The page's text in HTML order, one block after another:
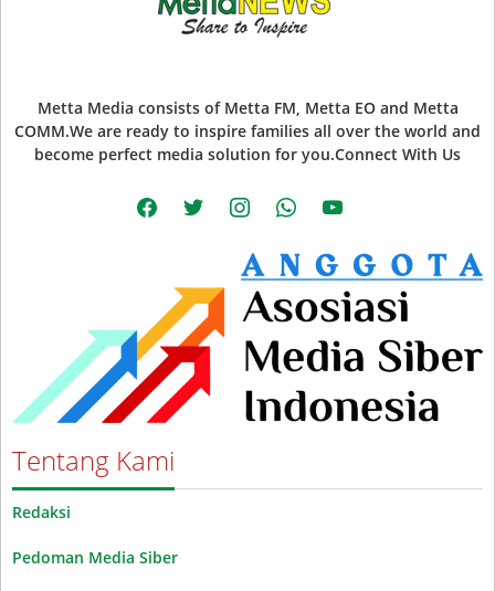
Metta Media consists of Metta FM, Metta EO and Metta
COMM.We are ready to inspire families all over the world and
become perfect media solution for you.Connect With Us
facebooktwitter instagramwhatsappyoutube
Tentang Kami
Redaksi
Pedoman Media Siber